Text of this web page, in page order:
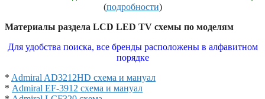
(подробности)
Материалы раздела LCD LED TV схемы по моделям
Для удобства поиска, все бренды расположены в алфавитном
порядке
* Admiral AD3212HD схема и мануал
* Admiral EF-3912 схема и мануал